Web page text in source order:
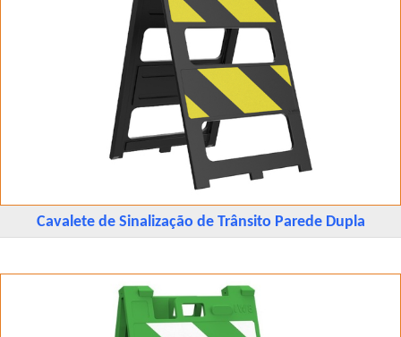
Cavalete de Sinalização de Trânsito Parede Dupla